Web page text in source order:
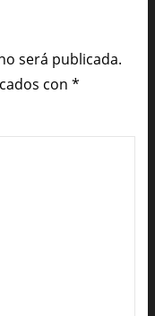
será publicada.
con *